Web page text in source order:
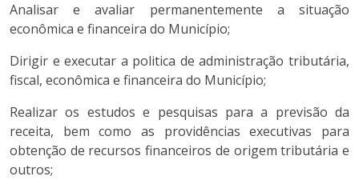
Analisar e avaliar permanentemente a situação
econômica e financeira do Município;
Dirigir e executar a politica de administração tributária,
fiscal, econômica e financeira do Município;
Realizar os estudos e pesquisas para a previsão da
receita, bem como as providências executivas para
obtenção de recursos financeiros de origem tributária e
outros;